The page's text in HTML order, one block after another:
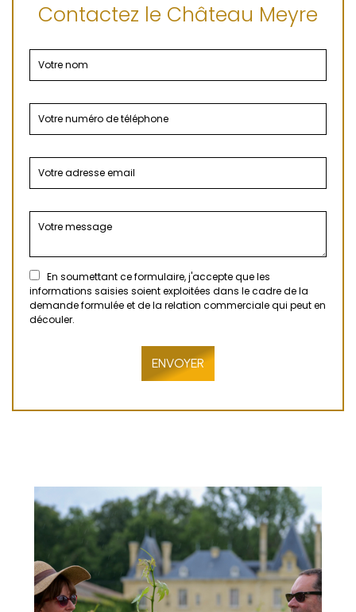
Contactez le Château Meyre
En soumettant ce formulaire, j'accepte que les
informations saisies soient exploitées dans le cadre de la
demande formulée et de la relation commerciale qui peut en
découler.